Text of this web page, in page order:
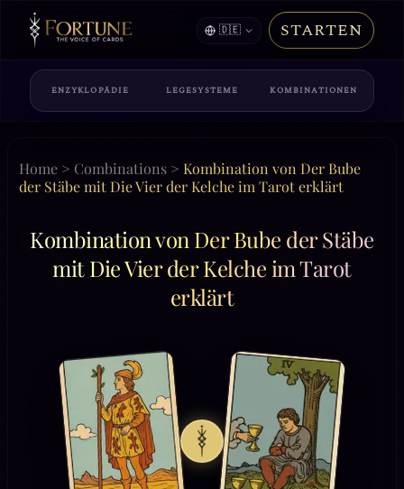
🇩🇪 STARTEN
ENZYKLOPÄDIE LEGESYSTEME KOMBINATIONEN
Home > Combinations > Kombination von Der Bube
der Stäbe mit Die Vier der Kelche im Tarot erklärt
Kombination von Der Bube der Stäbe
mit Die Vier der Kelche im Tarot
erklärt